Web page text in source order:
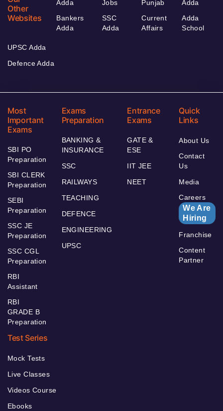
Other
Websites
Adda
Bankers
Adda
Jobs
SSC
Adda
Punjab
Current
Affairs
Adda
Adda
School
UPSC Adda
Defence Adda
Most
Important
Exams
SBI PO
Preparation
SBI CLERK
Preparation
SEBI
Preparation
SSC JE
Preparation
SSC CGL
Preparation
RBI
Assistant
RBI
GRADE B
Preparation
Exams
Preparation
BANKING &
INSURANCE
SSC
RAILWAYS
TEACHING
DEFENCE
ENGINEERING
UPSC
Entrance
Exams
GATE &
ESE
IIT JEE
NEET
Quick
Links
About Us
Contact
Us
Media
Careers
We Are
Hiring
Franchise
Content
Partner
Test Series
Mock Tests
Live Classes
Videos Course
Ebooks